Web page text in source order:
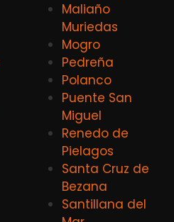
Maliaño
Muriedas
Mogro
Pedreña
Polanco
Puente San
Miguel
Renedo de
Pielagos
Santa Cruz de
Bezana
Santillana del